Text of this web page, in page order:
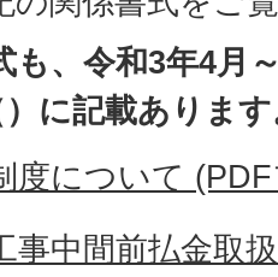
、令和3年4月
に記載ありま
度について
事中間前払金取